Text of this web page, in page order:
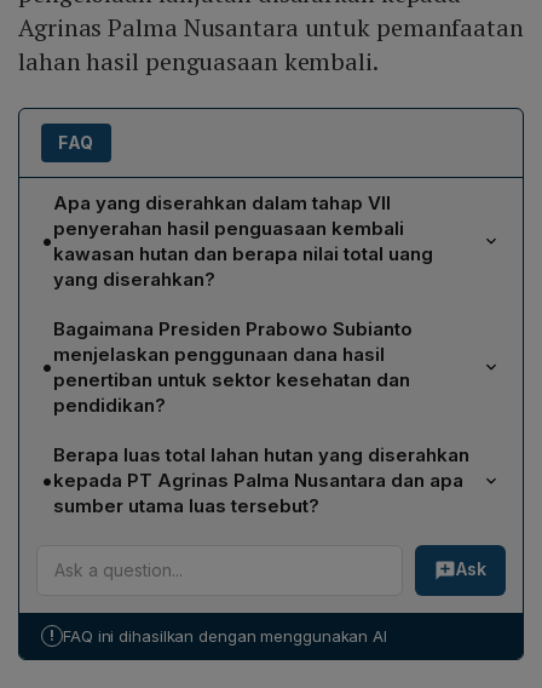
Agrinas Palma Nusantara untuk pemanfaatan
lahan hasil penguasaan kembali.
FAQ
•
Apa yang diserahkan dalam tahap VII
penyerahan hasil penguasaan kembali
kawasan hutan dan berapa nilai total uang
yang diserahkan?
Penyerahan mencakup uang sebesar
Rp10.270.051.886.464 (≈Rp10,27 triliun) yang berasal
dari denda administratif Rp3,42 triliun dan pajak PBB
serta Non‑PBB Rp6,84 triliun, serta penguasaan
VII.
•
Bagaimana Presiden Prabowo Subianto
menjelaskan penggunaan dana hasil
penertiban untuk sektor kesehatan dan
pendidikan?
Presiden Prabowo menyatakan dana dapat dialihkan
langsung ke pembangunan dasar, terutama kesehatan
dan pendidikan. Ia mencontohkan perbaikan 10.000
(total Rp20 triliun) dan mengatakan penyerahan
Rp10 triliun memungkinkan perbaikan setengahnya,
yakni 5.000 puskesmas. Ia juga menambah potensi
tambahan Rp39 triliun dari PPATK, sehingga total
Rp49 triliun dapat menutup kebutuhan puskesmas dan
•
Berapa luas total lahan hutan yang diserahkan
kepada PT Agrinas Palma Nusantara dan apa
sumber utama luas tersebut?
PT Agrinas Palma Nusantara menerima penyerahan
lahan seluas 4.120.915,75 hektare pada tahap ketujuh.
Luas tersebut berasal dari pencabutan izin konsesi
perizinan perusahaan 1.455.219 ha (22 subyek hukum),
Ask
! FAQ ini dihasilkan dengan menggunakan AI